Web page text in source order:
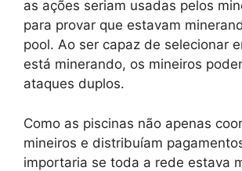
as ações seriam usadas pelos
para provar que estavam
pool. Ao ser capaz de selecionar
está minerando, os mineiros
ataques duplos.
Como as piscinas não apenas
mineiros e distribuíam
importaria se toda a rede estava